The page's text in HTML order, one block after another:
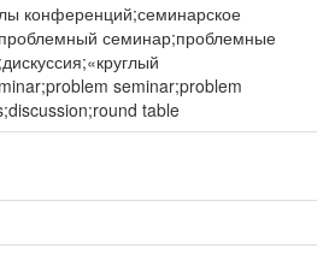
конференций;семинарское
семинар;проблемные
seminar;problem
table